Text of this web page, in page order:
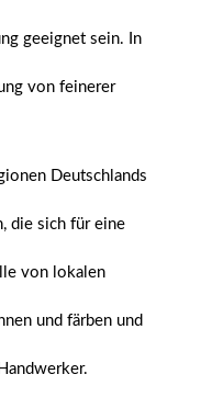
geeignet sein. In
von feinerer
Deutschlands
die sich für eine
von lokalen
und färben und